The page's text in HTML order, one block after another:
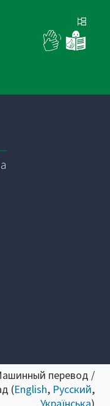
перевод /
(English, Русский,